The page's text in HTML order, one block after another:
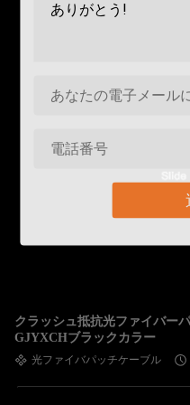
クラッシュ抵抗光ファイバー
GJYXCHブラックカラー
光ファイバパッチケーブル